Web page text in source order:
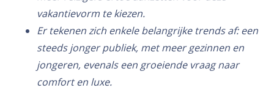
vakantievorm te kiezen.
Er tekenen zich enkele belangrijke trends af: een
steeds jonger publiek, met meer gezinnen en
jongeren, evenals een groeiende vraag naar
comfort en luxe.